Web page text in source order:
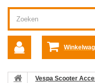
Vespa Scooter